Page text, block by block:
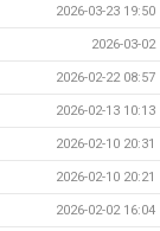
2026-03-23 19:50
2026-03-02
2026-02-22 08:57
2026-02-13 10:13
2026-02-10 20:31
2026-02-10 20:21
2026-02-02 16:04